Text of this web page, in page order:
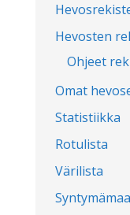
Hevosten
Ohjeet
Omat
Statistiikka
Rotulista
Värilista